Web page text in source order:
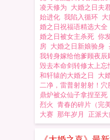
凌天修为 大婚之日夫
始进化 我陷入循环
婚之日祝福语精选大全
婚之日被女主杀死 你
房 大婚之日新娘验身
我转身嫁给他爹顾夜辰
毁去本命剑转修太上忘
和轩辕的大婚之日 大
二净，雷普射射射！穴
鼎炉被众仙子拿捏至死
烈火 青春的碎片（完
大赛 那年岁月 正派